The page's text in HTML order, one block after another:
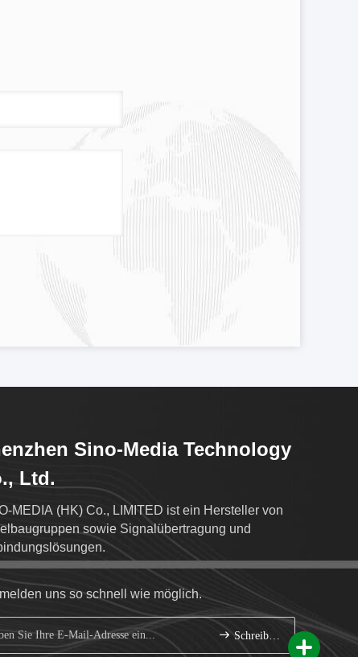
Sino-Media Technology
Ltd.
MEDIA (HK) Co., LIMITED ist ein Hersteller von
sowie Signalübertragung und
uns so schnell wie möglich.
Schreiben Sie sich an.